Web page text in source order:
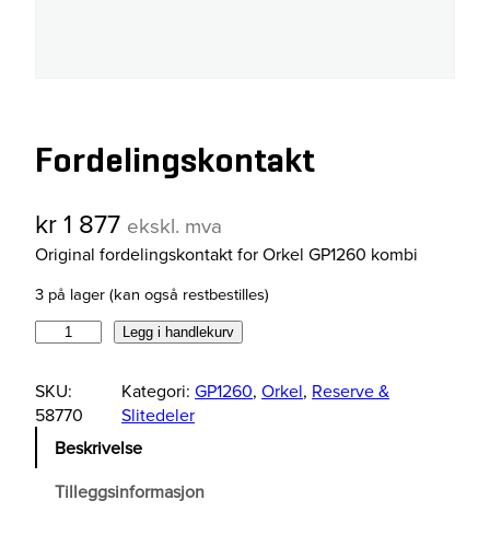
Fordelingskontakt
kr1 877 ekskl. mva
Original fordelingskontakt for Orkel GP1260 kombi
3 på lager (kan også restbestilles)
r
d
e
i
Legg i handlekurv
SKU:
58770
Kategori:GP1260, Orkel, Reserve &
Slitedeler
Beskrivelse
Tilleggsinformasjon